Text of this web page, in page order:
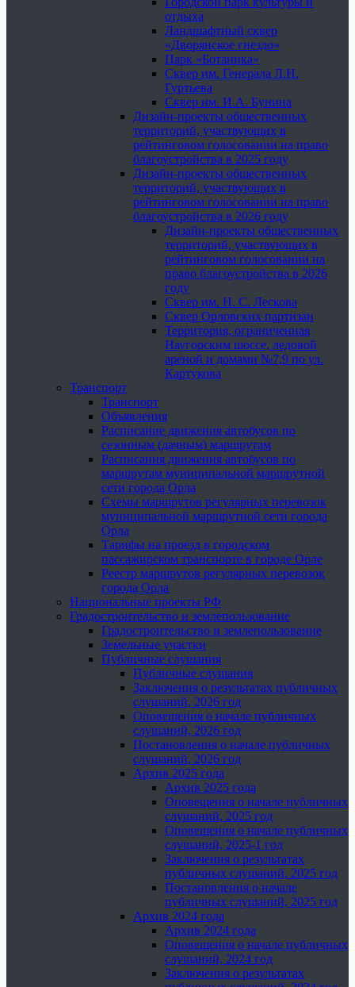
отдыха
Ландшафтный сквер
«Дворянское гнездо»
Парк «Ботаника»
Сквер им. Генерала Л.Н.
Гуртьева
Сквер им. И.А. Бунина
Дизайн-проекты общественных
территорий, участвующих в
рейтинговом голосовании на право
благоустройства в 2025 году
Дизайн-проекты общественных
территорий, участвующих в
рейтинговом голосовании на право
благоустройства в 2026 году
Дизайн-проекты общественных
территорий, участвующих в
рейтинговом голосовании на
право благоустройства в 2026
году
Сквер им. Н. С. Лескова
Сквер Орловских партизан
Территория, ограниченная
Наугорским шоссе, ледовой
ареной и домами №7,9 по ул.
Картукова
Транспорт
Транспорт
Объявления
Расписание движения автобусов по
сезонным (дачным) маршрутам
Расписания движения автобусов по
маршрутам муниципальной маршрутной
сети города Орла
Схемы маршрутов регулярных перевозок
муниципальной маршрутной сети города
Орла
Тарифы на проезд в городском
пассажирском транспорте в городе Орле
Реестр маршрутов регулярных перевозок
города Орла
Национальные проекты РФ
Градостроительство и землепользование
Градостроительство и землепользование
Земельные участки
Публичные слушания
Публичные слушания
Заключения о результатах публичных
слушаний, 2026 год
Оповещения о начале публичных
слушаний, 2026 год
Постановления о начале публичных
слушаний, 2026 год
Архив 2025 года
Архив 2025 года
Оповещения о начале публичных
слушаний, 2025 год
Оповещения о начале публичных
слушаний, 2025-1 год
Заключения о результатах
публичных слушаний, 2025 год
Постановления о начале
публичных слушаний, 2025 год
Архив 2024 года
Архив 2024 года
Оповещения о начале публичных
слушаний, 2024 год
Заключения о результатах